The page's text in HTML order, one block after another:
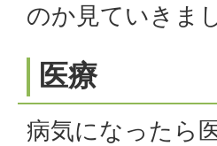
のか見ていきま
医療
病気になったら